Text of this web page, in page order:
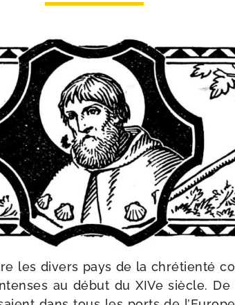
les divers pays de la chré­tien­té
au début du XIVe siècle.